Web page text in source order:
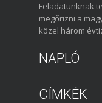
Feladatunknak
megőrizni a
közel három
NAPLÓ
CÍMKÉK